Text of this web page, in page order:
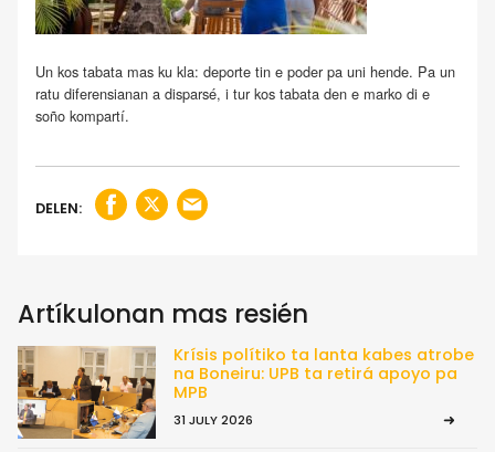
Un kos tabata mas ku kla: deporte tin e poder pa uni hende. Pa un
ratu diferensianan a disparsé, i tur kos tabata den e marko di e
soño kompartí.
DELEN:
Artíkulonan mas resién
Krísis polítiko ta lanta kabes atrobe
na Boneiru: UPB ta retirá apoyo pa
MPB
31 JULY 2026